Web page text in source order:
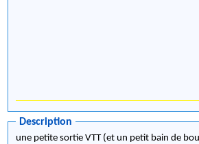
Description
une petite sortie VTT (et un petit bain de